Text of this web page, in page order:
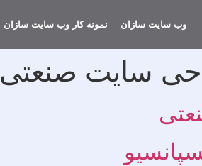
وب سایت سازان نمونه کار وب سایت سازان
سایت صنعتی